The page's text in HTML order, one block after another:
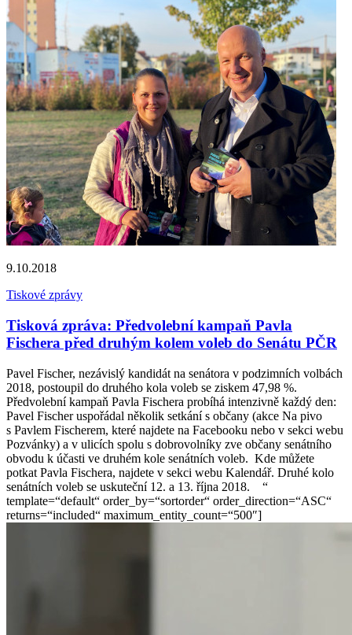
9.10.2018
Tiskové zprávy
Tisková zpráva: Předvolební kampaň Pavla
Fischera před druhým kolem voleb do Senátu PČR
Pavel Fischer, nezávislý kandidát na senátora v podzimních volbách
2018, postoupil do druhého kola voleb se ziskem 47,98 %.
Předvolební kampaň Pavla Fischera probíhá intenzivně každý den:
Pavel Fischer uspořádal několik setkání s občany (akce Na pivo
s Pavlem Fischerem, které najdete na Facebooku nebo v sekci webu
Pozvánky) a v ulicích spolu s dobrovolníky zve občany senátního
obvodu k účasti ve druhém kole senátních voleb. Kde můžete
potkat Pavla Fischera, najdete v sekci webu Kalendář. Druhé kolo
senátních voleb se uskuteční 12. a 13. října 2018. “
template=“default“ order_by=“sortorder“ order_direction=“ASC“
returns=“included“ maximum_entity_count=“500″]